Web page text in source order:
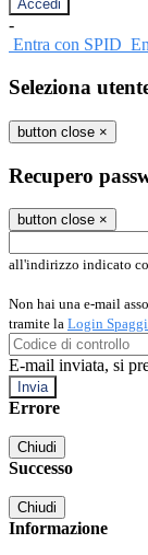
-
Entra con SPID
Seleziona
button close ×
Recupero
button close ×
all'indirizzo indicato
Non hai una e-mail
tramite la Login
E-mail inviata, si
Errore
Chiudi
Successo
Chiudi
Informazione